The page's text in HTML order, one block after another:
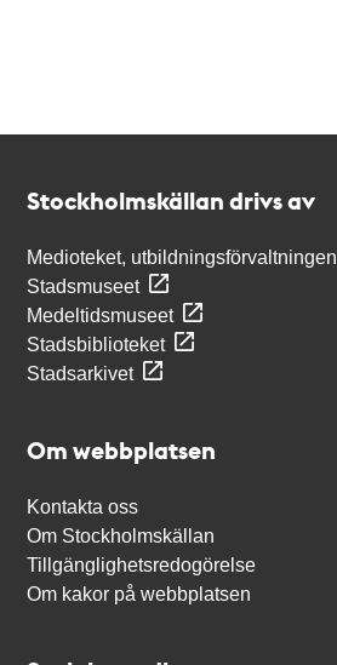
Stockholmskällan drivs av
Medioteket, utbildningsförvaltningen
Stadsmuseet
Medeltidsmuseet
Stadsbiblioteket
Stadsarkivet
Om webbplatsen
Kontakta oss
Om Stockholmskällan
Tillgänglighetsredogörelse
Om kakor på webbplatsen